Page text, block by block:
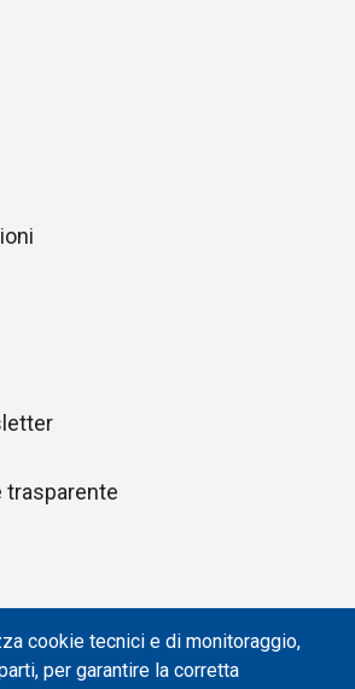
cookie tecnici e di monitoraggio,
per garantire la corretta
cookie